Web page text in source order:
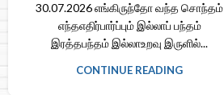
30.07.2026 எங்கிருந்தோ வந்த சொந்தம்
எந்தஎதிர்பார்ப்பும் இல்லாப் பந்தம்
இரத்தபந்தம் இல்லாஉறவு இருளில்...
CONTINUE READING